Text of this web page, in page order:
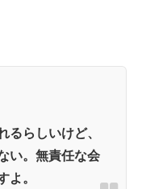
るらしいけど、
い。無責任な会
よ。